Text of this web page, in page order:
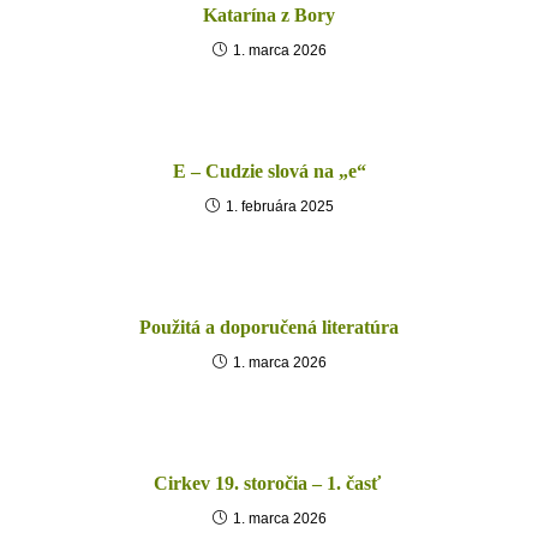
Katarína z Bory
1. marca 2026
E – Cudzie slová na „e“
1. februára 2025
Použitá a doporučená literatúra
1. marca 2026
Cirkev 19. storočia – 1. časť
1. marca 2026